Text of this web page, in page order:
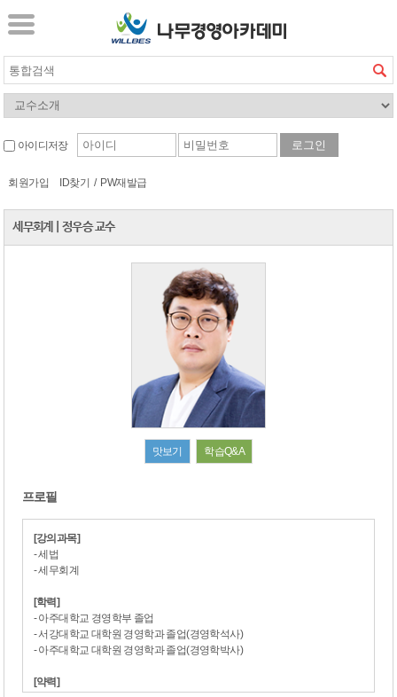
아이디저장
회원가입 ID찾기 / PW재발급
세무회계 정우승 교수
맛보기 학습Q&A
프로필
[강의과목]
- 세법
- 세무회계
[학력]
- 아주대학교 경영학부 졸업
- 서강대학교 대학원 경영학과 졸업(경영학석사)
- 아주대학교 대학원 경영학과 졸업(경영학박사)
[약력]